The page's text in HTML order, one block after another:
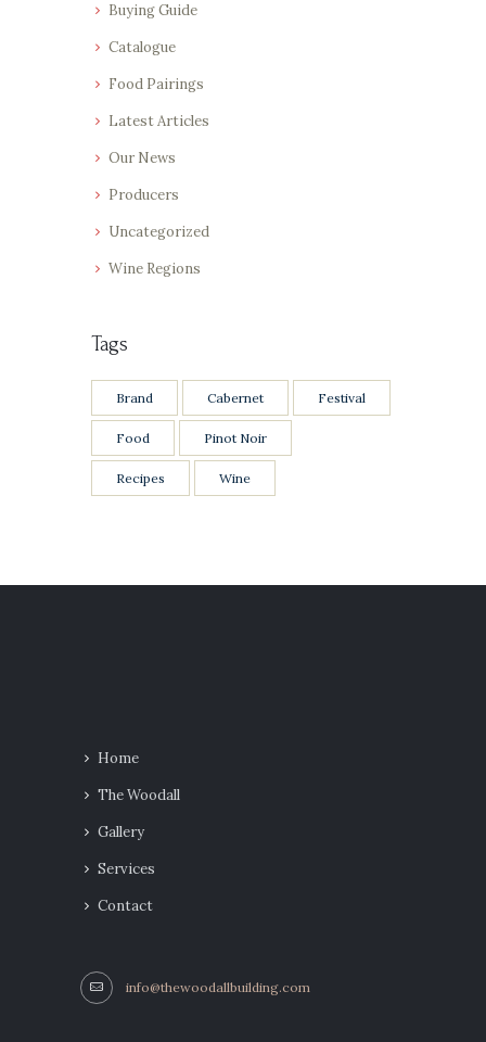
Buying Guide
Catalogue
Food Pairings
Latest Articles
Our News
Producers
Uncategorized
Wine Regions
Tags
Brand Cabernet Festival
Food Pinot Noir
Recipes Wine
Home
The Woodall
Gallery
Services
Contact
info@thewoodallbuilding.com